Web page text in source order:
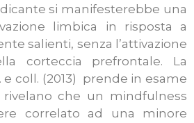
si manifesterebbe una
limbica in risposta a
salienti, senza l’attivazione
corteccia prefrontale. La
e coll. (2013) prende in esame
che un mindfulness
correlato ad una minore